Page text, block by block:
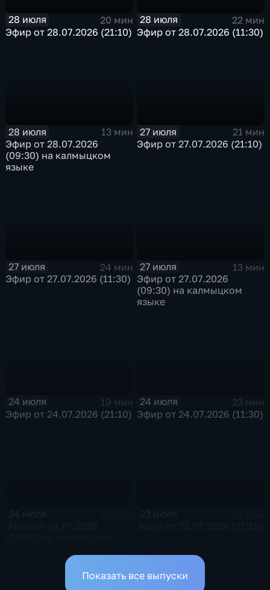
28 июля
20 мин
Эфир от 28.07.2026 (21:10)
28 июля
22 мин
Эфир от 28.07.2026 (11:30)
28 июля
13 мин
Эфир от 28.07.2026
(09:30) на калмыцком
языке
27 июля
21 мин
Эфир от 27.07.2026 (21:10)
27 июля
24 мин
Эфир от 27.07.2026 (11:30)
27 июля
13 мин
Эфир от 27.07.2026
(09:30) на калмыцком
языке
24 июля
19 мин
Эфир от 24.07.2026 (21:10)
24 июля
23 мин
Эфир от 24.07.2026 (11:30)
Показать все выпуски